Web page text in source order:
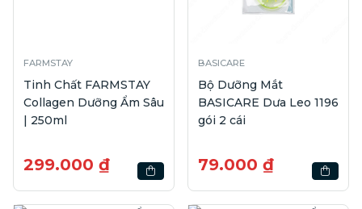
FARMSTAY
Tinh Chất FARMSTAY
Collagen Dưỡng Ẩm Sâu
| 250ml
299.000 ₫
BASICARE
Bộ Dưỡng Mắt
BASICARE Dưa Leo 1196
gói 2 cái
79.000 ₫